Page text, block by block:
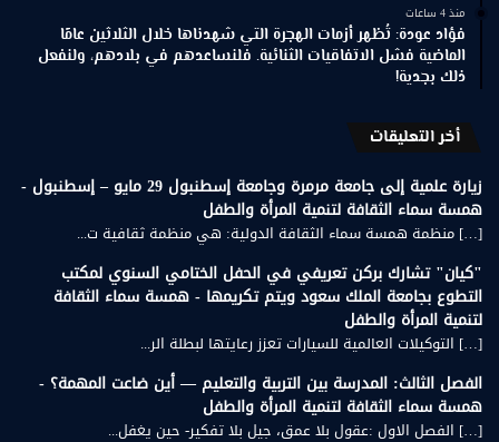
منذ 4 ساعات
فؤاد عودة: تُظهر أزمات الهجرة التي شهدناها خلال الثلاثين عامًا
الماضية فشل الاتفاقيات الثنائية. فلنساعدهم في بلادهم، ولنفعل
ذلك بجدية!
أخر التعليقات
زيارة علمية إلى جامعة مرمرة وجامعة إسطنبول 29 مايو – إسطنبول -
همسة سماء الثقافة لتنمية المرأة والطفل
[…] منظمة همسة سماء الثقافة الدولية: هي منظمة ثقافية ت...
"كيان" تشارك بركن تعريفي في الحفل الختامي السنوي لمكتب
التطوع بجامعة الملك سعود ويتم تكريمها - همسة سماء الثقافة
لتنمية المرأة والطفل
[…] التوكيلات العالمية للسيارات تعزز رعايتها لبطلة الر...
الفصل الثالث: المدرسة بين التربية والتعليم — أين ضاعت المهمة؟ -
همسة سماء الثقافة لتنمية المرأة والطفل
[…] الفصل الاول :عقول بلا عمق، جيل بلا تفكير- حين يغفل...